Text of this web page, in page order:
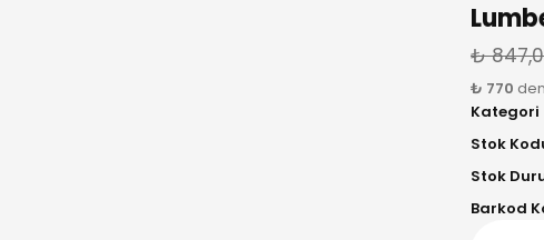
₺
₺ 770
Kategori
Stok
Stok
Barkod